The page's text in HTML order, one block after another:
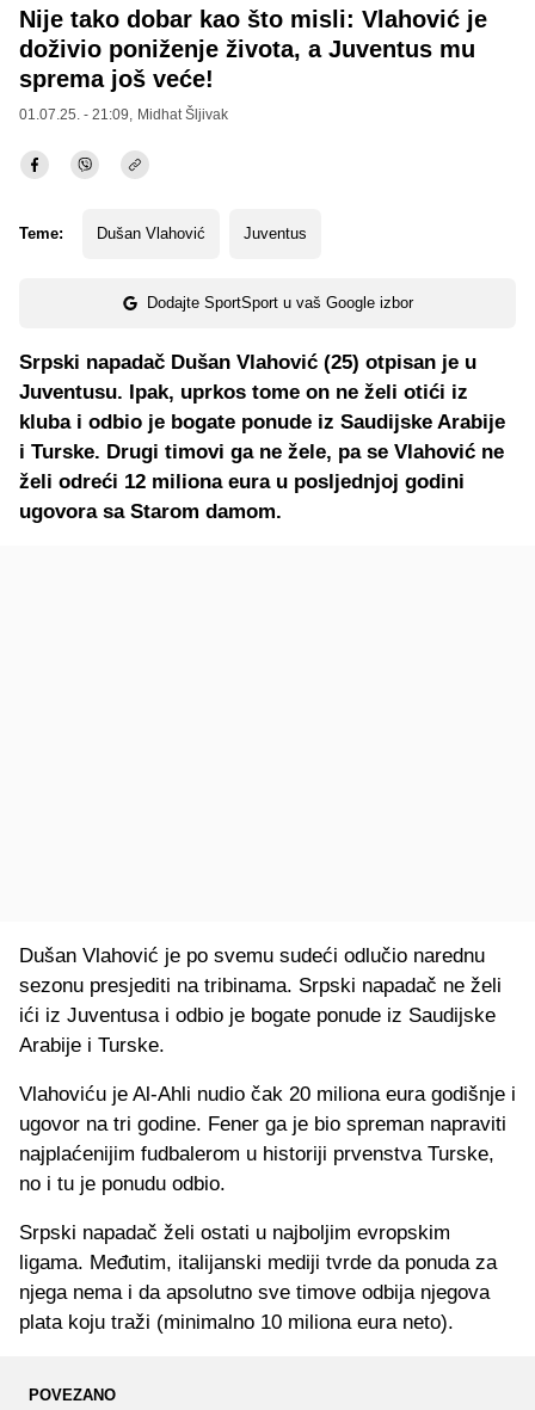
Nije tako dobar kao što misli: Vlahović je
doživio poniženje života, a Juventus mu
sprema još veće!
01.07.25. - 21:09, Midhat Šljivak
Teme: Dušan Vlahović Juventus
Dodajte SportSport u vaš Google izbor
Srpski napadač Dušan Vlahović (25) otpisan je u
Juventusu. Ipak, uprkos tome on ne želi otići iz
kluba i odbio je bogate ponude iz Saudijske Arabije
i Turske. Drugi timovi ga ne žele, pa se Vlahović ne
želi odreći 12 miliona eura u posljednjoj godini
ugovora sa Starom damom.
Dušan Vlahović je po svemu sudeći odlučio narednu
sezonu presjediti na tribinama. Srpski napadač ne želi
ići iz Juventusa i odbio je bogate ponude iz Saudijske
Arabije i Turske.
Vlahoviću je Al-Ahli nudio čak 20 miliona eura godišnje i
ugovor na tri godine. Fener ga je bio spreman napraviti
najplaćenijim fudbalerom u historiji prvenstva Turske,
no i tu je ponudu odbio.
Srpski napadač želi ostati u najboljim evropskim
ligama. Međutim, italijanski mediji tvrde da ponuda za
njega nema i da apsolutno sve timove odbija njegova
plata koju traži (minimalno 10 miliona eura neto).
POVEZANO